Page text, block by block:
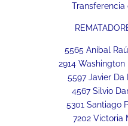
5565 Aníbal
2914
5597 Javier Da
4567 Silvio
5301 Santiago
7202 Victoria